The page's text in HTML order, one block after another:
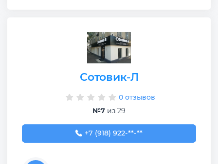
Сотовик-Л
0 отзывов
№7 из 29
+7 (918) 922-24-24
+7 (918) 922-**-**